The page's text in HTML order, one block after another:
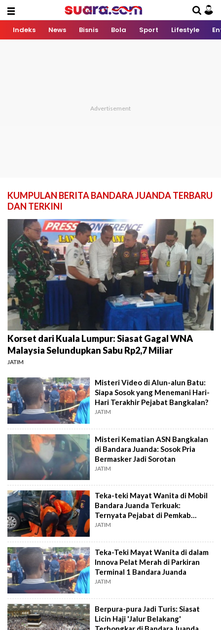
Indeks News Bisnis Bola Sport Lifestyle
KUMPULAN BERITA BANDARA JUANDA TERBARU
DAN TERKINI
Korset dari Kuala Lumpur: Siasat Gagal WNA
Malaysia Selundupkan Sabu Rp2,7 Miliar
JATIM
Misteri Video di Alun-alun Batu:
Siapa Sosok yang Menemani Hari-
Hari Terakhir Pejabat Bangkalan?
JATIM
Misteri Kematian ASN Bangkalan
di Bandara Juanda: Sosok Pria
Bermasker Jadi Sorotan
JATIM
Teka-teki Mayat Wanita di Mobil
Bandara Juanda Terkuak:
Ternyata Pejabat di Pemkab
Bangkalan
JATIM
Teka-Teki Mayat Wanita di dalam
Innova Pelat Merah di Parkiran
Terminal 1 Bandara Juanda
JATIM
Berpura-pura Jadi Turis: Siasat
Licin Haji 'Jalur Belakang'